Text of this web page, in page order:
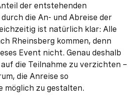
der entstehenden
die An- und Abreise der
ist natürlich klar: Alle
Rheinsberg kommen, denn
Event nicht. Genau deshalb
die Teilnahme zu verzichten –
die Anreise so
möglich zu gestalten.